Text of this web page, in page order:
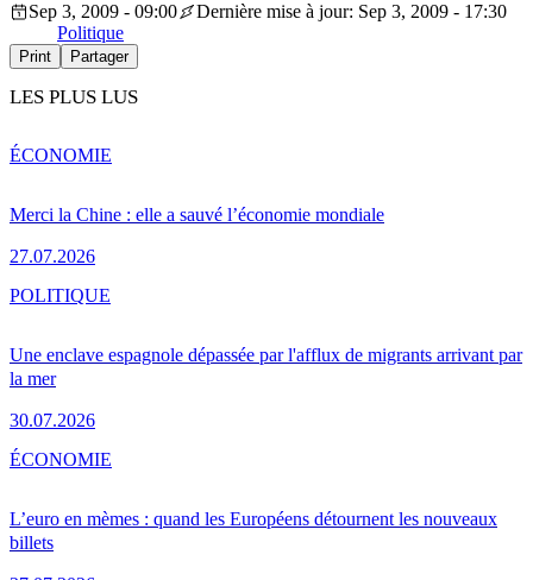
Sep 3, 2009 - 09:00
Dernière mise à jour: Sep 3, 2009 - 17:30
Politique
Print Partager
LES PLUS LUS
Merci la Chine : elle a sauvé l’économie mondiale
27.07.2026
ÉCONOMIE
Une enclave espagnole dépassée par l'afflux de migrants arrivant par
la mer
30.07.2026
POLITIQUE
L’euro en mèmes : quand les Européens détournent les nouveaux
billets
ÉCONOMIE